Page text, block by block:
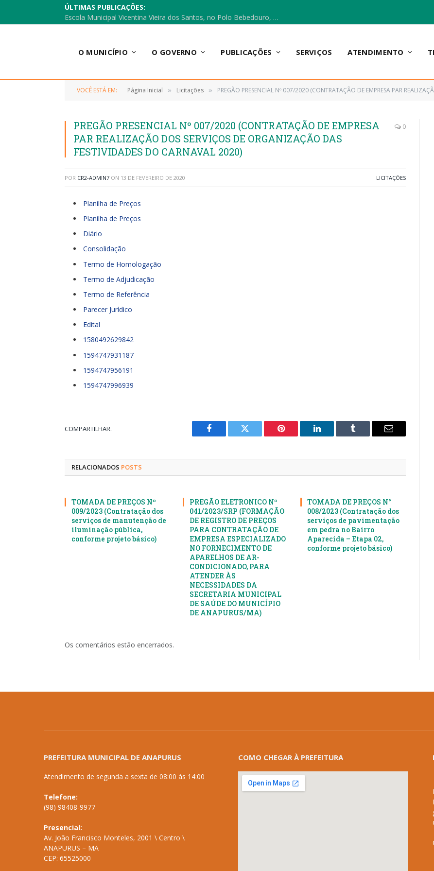
ÚLTIMAS PUBLICAÇÕES:
Escola Municipal Vicentina Vieira dos Santos, no Polo Bebedouro, recebeu materiais para a implantação do Cantinho da Leitura e da Sala Multidisciplinar.
O MUNICÍPIO O GOVERNO PUBLICAÇÕES SERVIÇOS ATENDIMENTO
VOCÊ ESTÁ EM: Página Inicial » Licitações » PREGÃO PRESENCIAL Nº 007/2020 (CONTRATAÇÃO DE EMPRESA PAR REALIZAÇÃO DOS
PREGÃO PRESENCIAL Nº 007/2020 (CONTRATAÇÃO DE EMPRESA
PAR REALIZAÇÃO DOS SERVIÇOS DE ORGANIZAÇÃO DAS
FESTIVIDADES DO CARNAVAL 2020)
0
POR CR2-ADMIN7 ON 13 DE FEVEREIRO DE 2020 LICITAÇÕES
Planilha de Preços
Planilha de Preços
Diário
Consolidação
Termo de Homologação
Termo de Adjudicação
Termo de Referência
Parecer Jurídico
Edital
1580492629842
1594747931187
1594747956191
1594747996939
COMPARTILHAR.
Facebook Twitter Pinterest LinkedIn Tumblr
E-
RELACIONADOS POSTS
TOMADA DE PREÇOS Nº
009/2023 (Contratação dos
serviços de manutenção de
iluminação pública,
conforme projeto básico)
PREGÃO ELETRONICO Nº
041/2023/SRP (FORMAÇÃO
DE REGISTRO DE PREÇOS
PARA CONTRATAÇÃO DE
EMPRESA ESPECIALIZADO
NO FORNECIMENTO DE
APARELHOS DE AR-
CONDICIONADO, PARA
ATENDER ÀS
NECESSIDADES DA
SECRETARIA MUNICIPAL
DE SAÚDE DO MUNICÍPIO
DE ANAPURUS/MA)
TOMADA DE PREÇOS N°
008/2023 (Contratação dos
serviços de pavimentação
em pedra no Bairro
Aparecida – Etapa 02,
conforme projeto básico)
Os comentários estão encerrados.
PREFEITURA MUNICIPAL DE ANAPURUS
Atendimento de segunda a sexta de 08:00 às 14:00
Telefone:
(98) 98408-9977
Presencial:
Av. João Francisco Monteles, 2001 \ Centro \
ANAPURUS – MA
CEP: 65525000
COMO CHEGAR À PREFEITURA